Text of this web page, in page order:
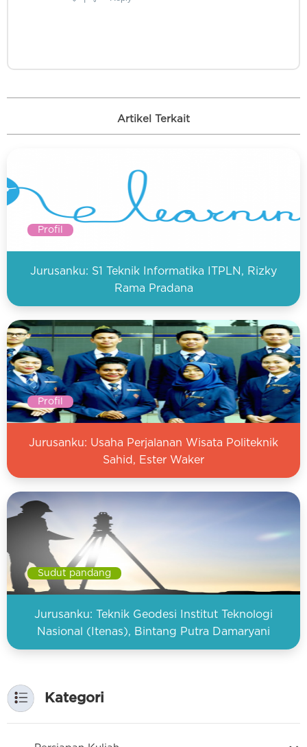
Artikel Terkait
Profil
Jurusanku: S1 Teknik Informatika ITPLN, Rizky
Rama Pradana
Profil
Jurusanku: Usaha Perjalanan Wisata Politeknik
Sahid, Ester Waker
Sudut pandang
Jurusanku: Teknik Geodesi Institut Teknologi
Nasional (Itenas), Bintang Putra Damaryani
Kategori